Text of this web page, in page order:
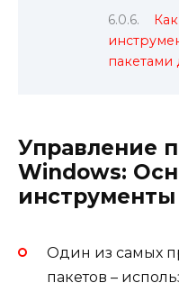
пакетами
Управление
Windows:
Один из самых
пакетов –